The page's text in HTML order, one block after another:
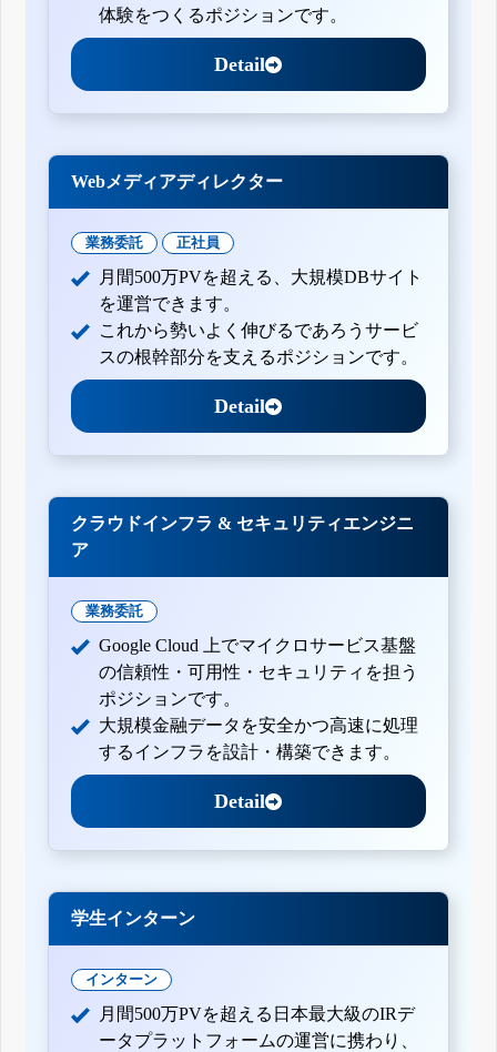
体験をつくるポジションです。
Detail
Webメディアディレクター
業務委託 正社員
月間500万PVを超える、大規模DBサイト
を運営できます。
これから勢いよく伸びるであろうサービ
スの根幹部分を支えるポジションです。
Detail
クラウドインフラ & セキュリティエンジニ
ア
業務委託
Google Cloud 上でマイクロサービス基盤
の信頼性・可用性・セキュリティを担う
ポジションです。
大規模金融データを安全かつ高速に処理
するインフラを設計・構築できます。
Detail
学生インターン
インターン
月間500万PVを超える日本最大級のIRデ
ータプラットフォームの運営に携わり、